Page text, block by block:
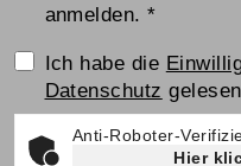
anmelden.*
Einwilligungserklärung
Ich habe die
Datenschutz
Anti-Roboter-
Hier